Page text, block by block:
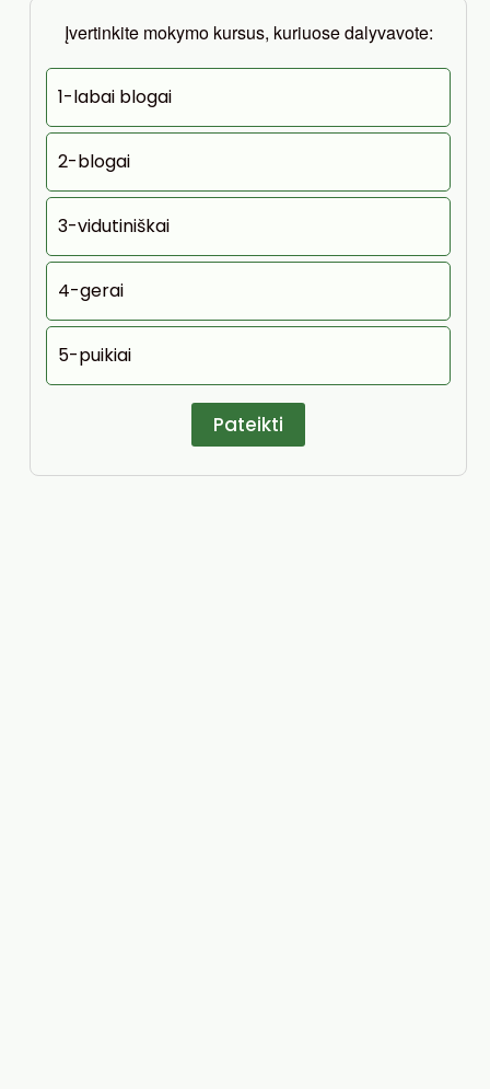
Įvertinkite mokymo kursus, kuriuose dalyvavote:
1-labai blogai
2-blogai
3-vidutiniškai
4-gerai
5-puikiai